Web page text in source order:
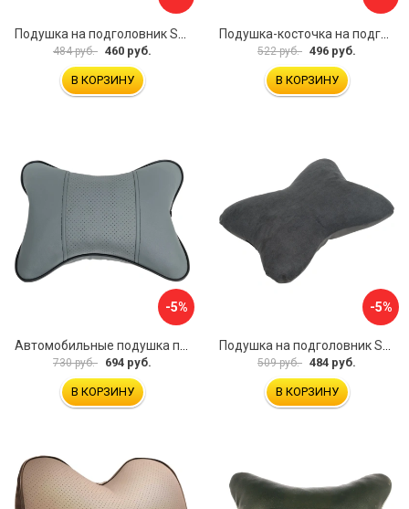
484 руб. 460 руб.
В КОРЗИНУ
522 руб. 496 руб.
В КОРЗИНУ
-5%
730 руб. 694 руб.
В КОРЗИНУ
-5%
509 руб. 484 руб.
В КОРЗИНУ